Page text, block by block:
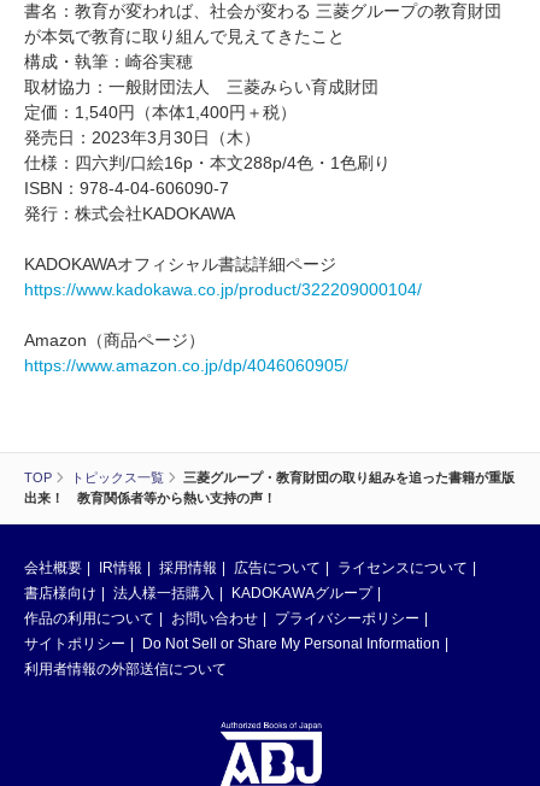
TOP トピックス一覧
三菱グループ・教育財団の取り組みを追った書籍が重版
出来！ 教育関係者等から熱い支持の声！
書名：教育が変われば、社会が変わる 三菱グループの教育財団
が本気で教育に取り組んで見えてきたこと
構成・執筆：崎谷実穂
取材協力：一般財団法人 三菱みらい育成財団
定価：1,540円（本体1,400円＋税）
発売日：2023年3月30日（木）
仕様：四六判/口絵16p・本文288p/4色・1色刷り
ISBN：978-4-04-606090-7
発行：株式会社KADOKAWA
KADOKAWAオフィシャル書誌詳細ページ
https://www.kadokawa.co.jp/product/322209000104/
Amazon（商品ページ）
https://www.amazon.co.jp/dp/4046060905/
会社概要 IR情報 採用情報 広告について
ライセンスについて
書店様向け
法人様一括購入
KADOKAWAグループ
作品の利用について
お問い合わせ
プライバシーポリシー
サイトポリシー
Do Not Sell or Share My Personal Information
利用者情報の外部送信について